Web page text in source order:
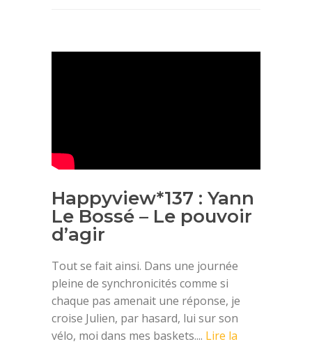
Happyview*137 : Yann
Le Bossé – Le pouvoir
d’agir
Tout se fait ainsi. Dans une journée
pleine de synchronicités comme si
chaque pas amenait une réponse, je
croise Julien, par hasard, lui sur son
vélo, moi dans mes baskets.... Lire la